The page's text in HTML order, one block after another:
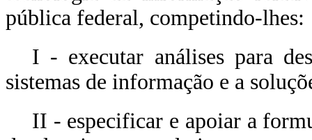
pública federal, competindo-lhes:
I - executar análises para
sistemas de informação e a
II - especificar e apoiar a